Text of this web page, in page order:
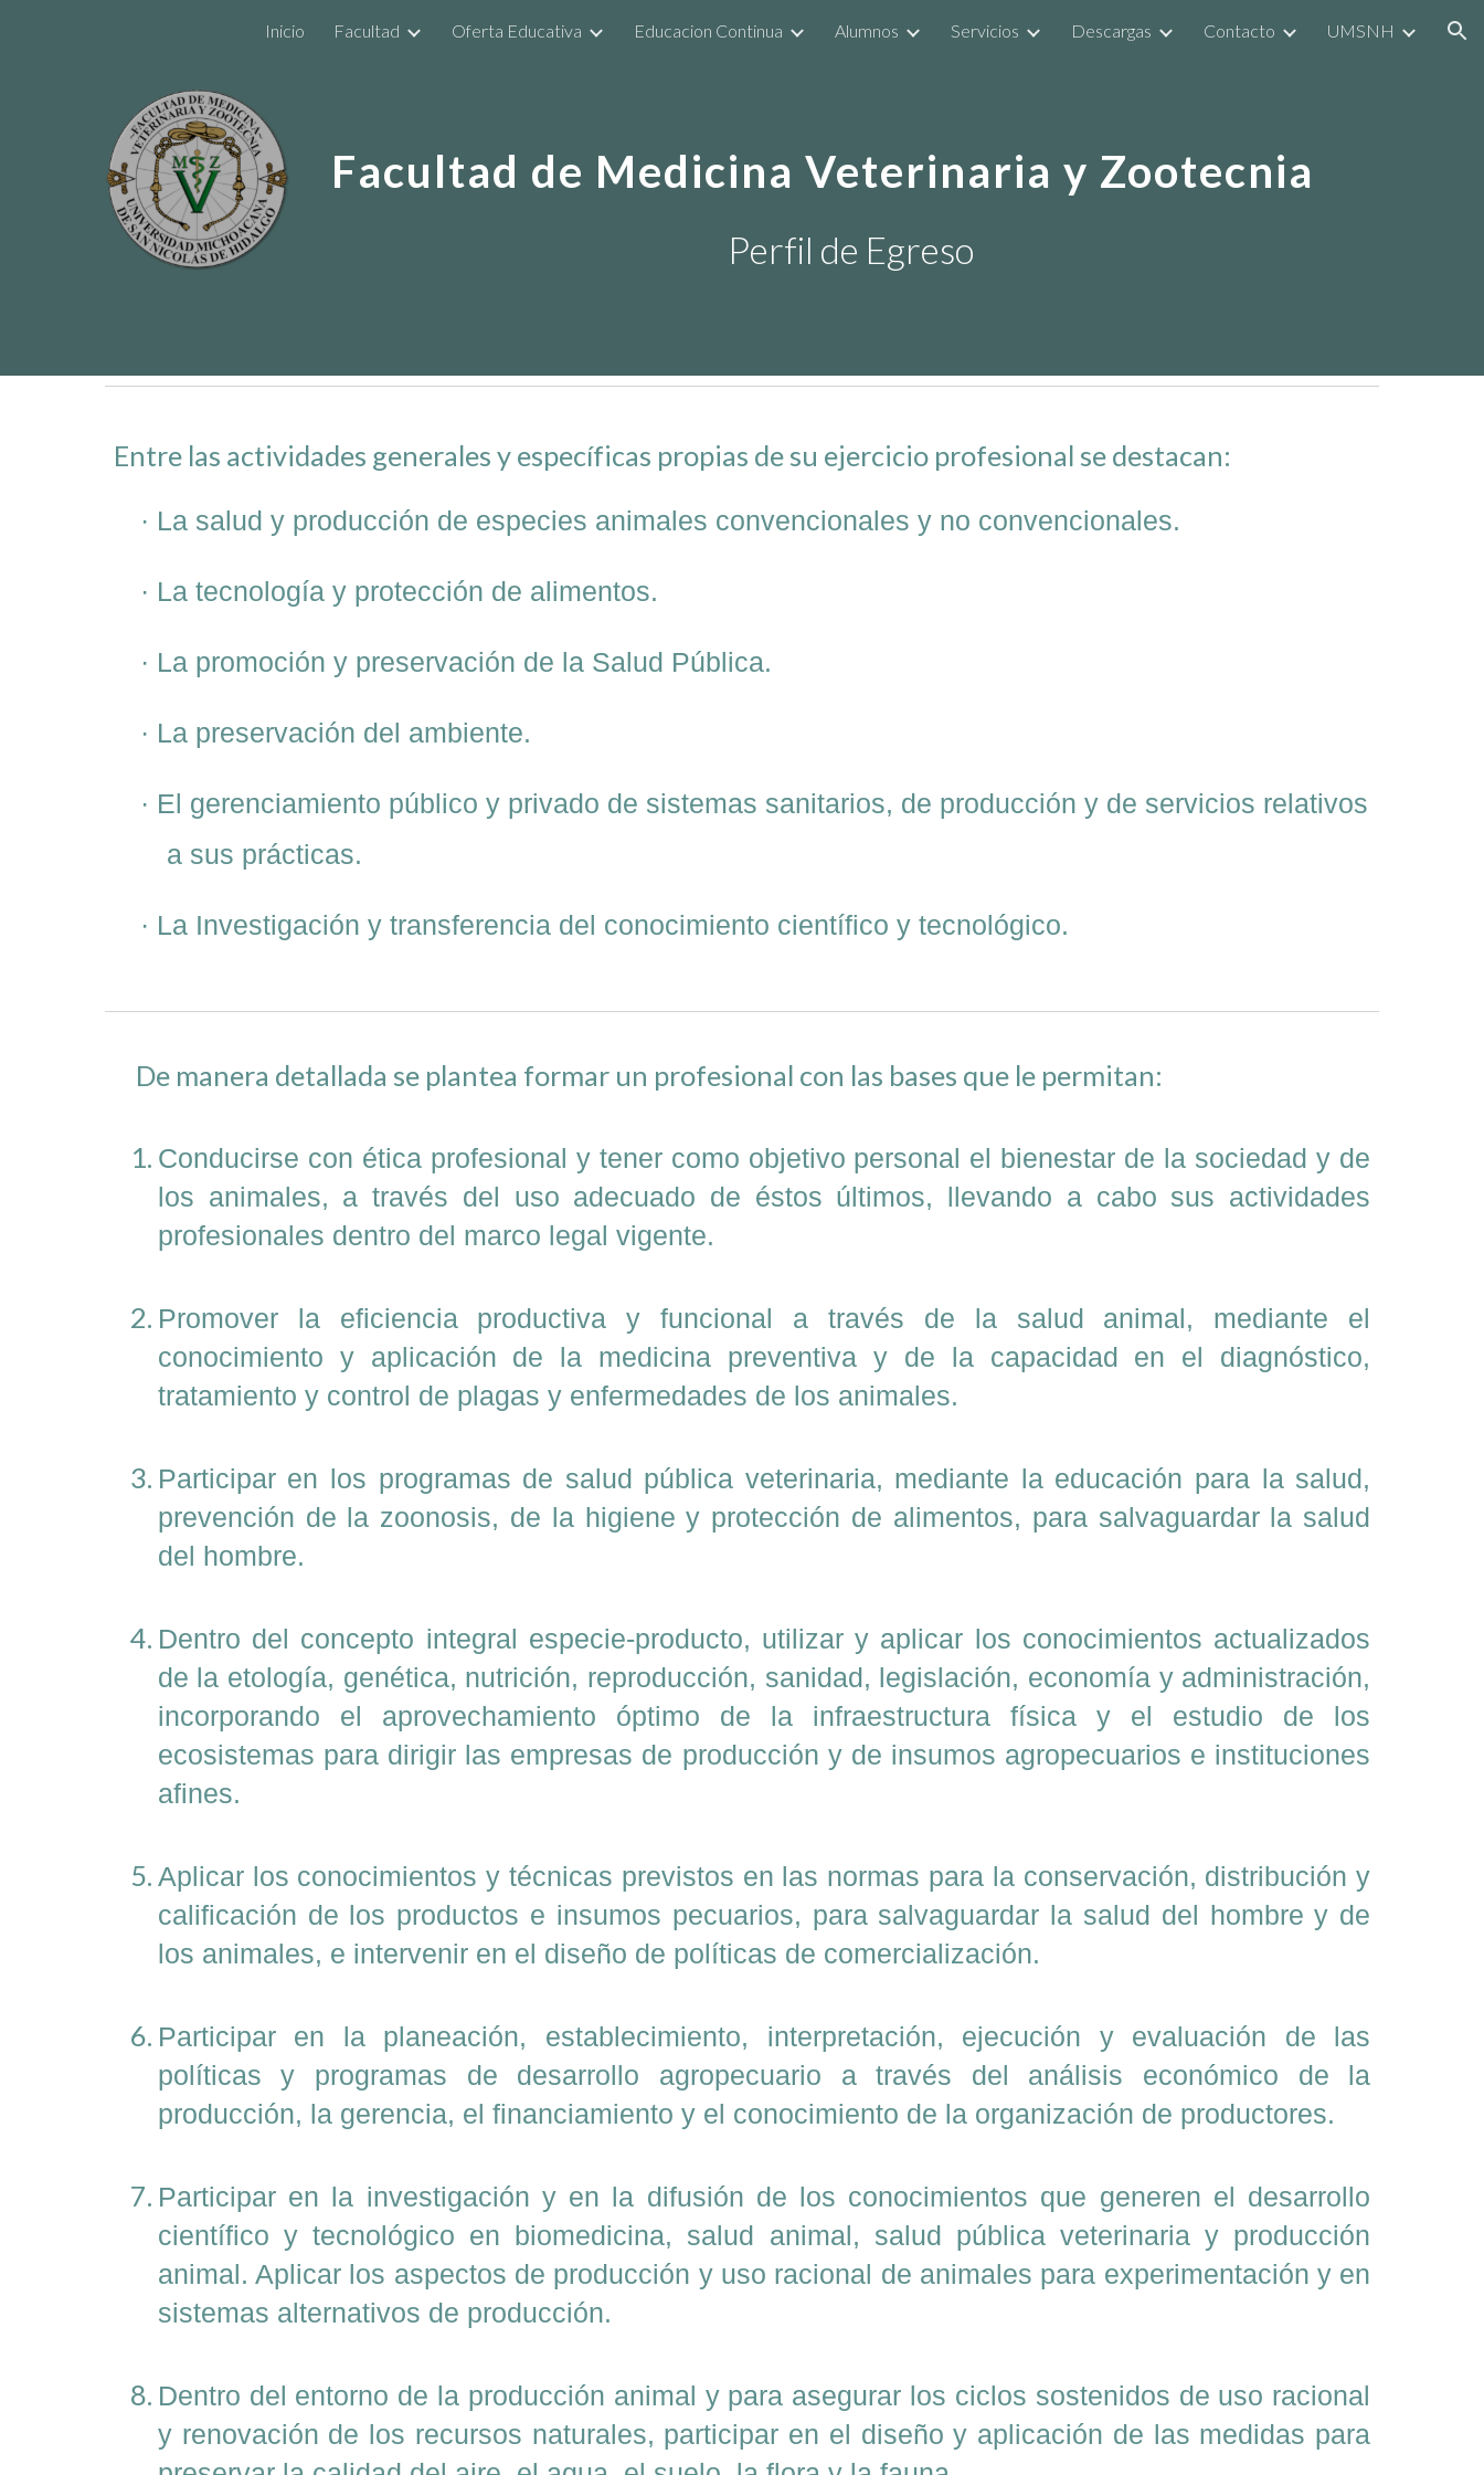
Skip to main content Skip to navigation
Inicio Facultad Oferta Educativa Educacion Continua Alumnos Servicios Descargas Contacto UMSNH
Facultad de Medicina Veterinaria y Zootecnia
Perfil de Egreso
Entre las actividades generales y específicas propias de su ejercicio profesional se destacan:
· La salud y producción de especies animales convencionales y no convencionales.
· La tecnología y protección de alimentos.
· La promoción y preservación de la Salud Pública.
· La preservación del ambiente.
· El gerenciamiento público y privado de sistemas sanitarios, de producción y de servicios relativos
a sus prácticas.
· La Investigación y transferencia del conocimiento científico y tecnológico.
De manera detallada se plantea formar un profesional con las bases que le permitan:
Conducirse con ética profesional y tener como objetivo personal el bienestar de la sociedad y de
los animales, a través del uso adecuado de éstos últimos, llevando a cabo sus actividades
profesionales dentro del marco legal vigente.
Promover la eficiencia productiva y funcional a través de la salud animal, mediante el
conocimiento y aplicación de la medicina preventiva y de la capacidad en el diagnóstico,
tratamiento y control de plagas y enfermedades de los animales.
Participar en los programas de salud pública veterinaria, mediante la educación para la salud,
prevención de la zoonosis, de la higiene y protección de alimentos, para salvaguardar la salud
del hombre.
Dentro del concepto integral especie-producto, utilizar y aplicar los conocimientos actualizados
de la etología, genética, nutrición, reproducción, sanidad, legislación, economía y administración,
incorporando el aprovechamiento óptimo de la infraestructura física y el estudio de los
ecosistemas para dirigir las empresas de producción y de insumos agropecuarios e instituciones
afines.
Aplicar los conocimientos y técnicas previstos en las normas para la conservación, distribución y
calificación de los productos e insumos pecuarios, para salvaguardar la salud del hombre y de
los animales, e intervenir en el diseño de políticas de comercialización.
Participar en la planeación, establecimiento, interpretación, ejecución y evaluación de las
políticas y programas de desarrollo agropecuario a través del análisis económico de la
producción, la gerencia, el financiamiento y el conocimiento de la organización de productores.
Participar en la investigación y en la difusión de los conocimientos que generen el desarrollo
científico y tecnológico en biomedicina, salud animal, salud pública veterinaria y producción
animal. Aplicar los aspectos de producción y uso racional de animales para experimentación y en
sistemas alternativos de producción.
Dentro del entorno de la producción animal y para asegurar los ciclos sostenidos de uso racional
y renovación de los recursos naturales, participar en el diseño y aplicación de las medidas para